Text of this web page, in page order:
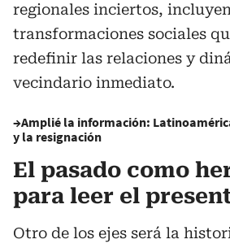
regionales inciertos,
transformaciones sociales
redefinir las relaciones y
vecindario inmediato.
→Amplié la información:
y la resignación
El pasado como
para leer el
Otro de los ejes será la